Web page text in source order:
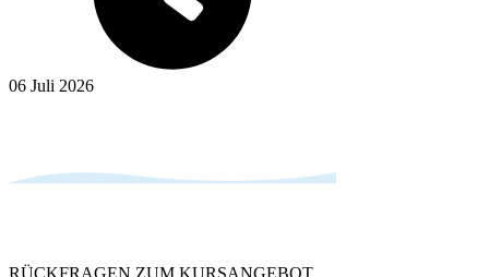
06 Juli 2026
RÜCKFRAGEN ZUM KURSANGEBOT